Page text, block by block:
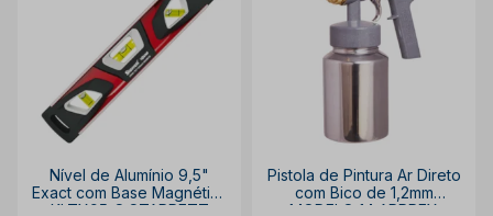
Nível de Alumínio 9,5"
Exact com Base Magnética
KLTX95-S STARRETT
Pistola de Pintura Ar Direto
com Bico de 1,2mm
MODELO 14 ARPREX